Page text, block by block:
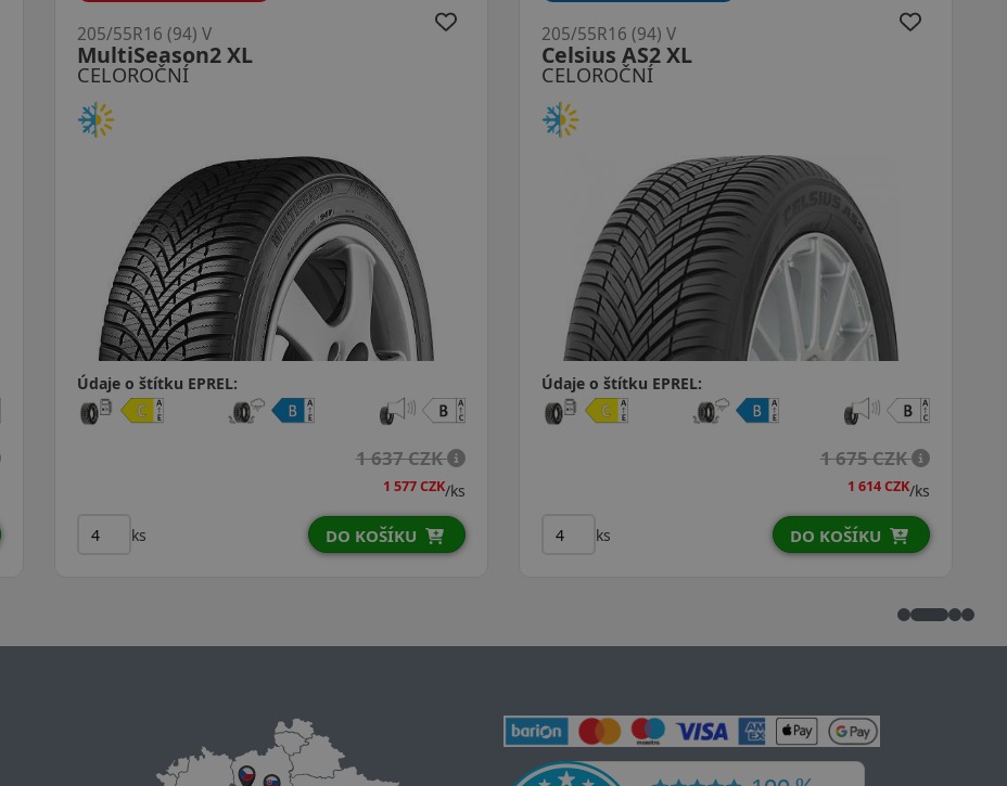
CELOROČNÍ
Allseason 2
205/55R16 (91) V
Údaje o štítku EPREL:
1 780 CZK
1 660 CZK/ks
ks DO KOŠÍKU
CELOROČNÍ
Cinturato Allseason SF3 XL
205/55R16 (94) V
Údaje o štítku EPREL:
2 228 CZK
1 919 CZK/ks
ks DO KOŠÍKU